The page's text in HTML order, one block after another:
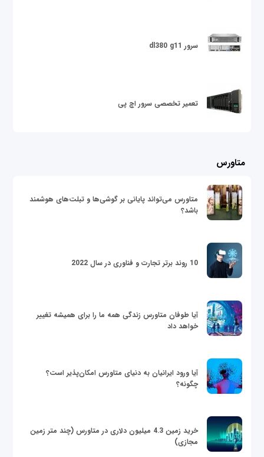
سرور dl380 g11
تعمیر تخصصی سرور اچ پی
متاورس
متاورس می‌تواند پایانی بر گوشی‌ها و تبلت‌های هوشمند
باشد؟
10 روند برتر تجارت و فناوری در سال 2022
آیا طوفان متاورس زندگی همه ما را برای همیشه تغییر
خواهد داد
آیا ورود ایرانیان به دنیای متاورس امکان‌پذیر است؟
چگونه؟
خرید زمین 4.3 میلیون دلاری در متاورس (چند متر زمین
مجازی)